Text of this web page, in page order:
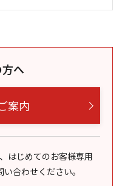
へ
案内
はじめてのお客様専用
い合わせください。